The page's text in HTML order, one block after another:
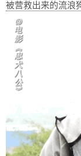
被营救出来的流浪